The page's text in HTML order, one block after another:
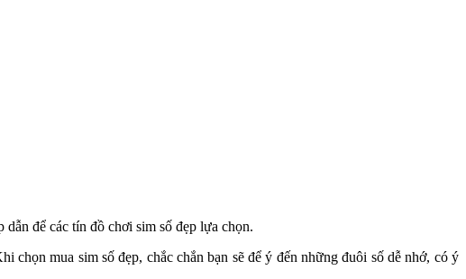
để các tín đồ chơi sim số đẹp lựa chọn.
mua sim số đẹp, chắc chắn bạn sẽ để ý đến những đuôi số dễ nhớ, có ý